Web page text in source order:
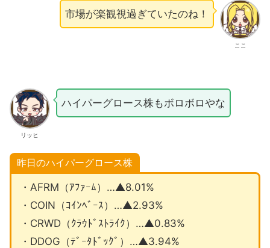
ここ
市場が楽観視過ぎていたのね！
リッヒ
ハイパーグロース株もボロボロやな
昨日のハイパーグロース株
・AFRM（ｱﾌｧｰﾑ）…▲8.01%
・COIN（ｺｲﾝﾍﾞｰｽ）…▲2.93%
・CRWD（ｸﾗｳﾄﾞｽﾄﾗｲｸ）…▲0.83%
・DDOG（ﾃﾞｰﾀﾄﾞｯｸﾞ）…▲3.94%